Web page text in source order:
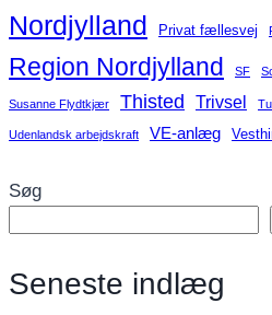
Nordjylland Privat fællesvej
Region Nordjylland SF
Susanne Flydtkjær Thisted Trivsel
Udenlandsk arbejdskraft VE-anlæg
Søg
Seneste indlæg